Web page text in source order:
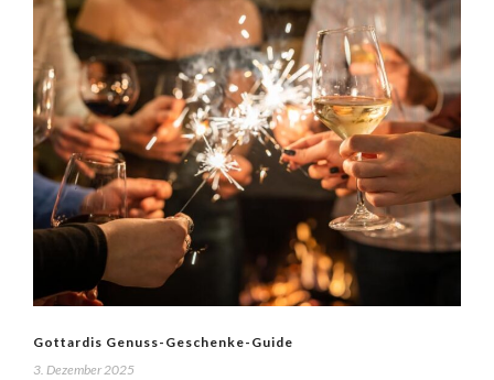
Gottardis Genuss-Geschenke-Guide
3. Dezember 2025